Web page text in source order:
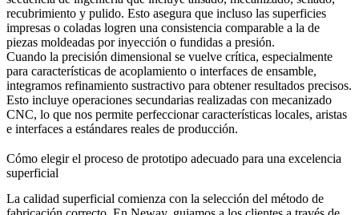
recubrimiento y pulido. Esto asegura que incluso las superficies
impresas o coladas logren una consistencia comparable a la de
piezas moldeadas por inyección o fundidas a presión.
Cuando la precisión dimensional se vuelve crítica, especialmente
para características de acoplamiento o interfaces de ensamble,
integramos refinamiento sustractivo para obtener resultados precisos.
Esto incluye operaciones secundarias realizadas con mecanizado
CNC, lo que nos permite perfeccionar características locales, aristas
e interfaces a estándares reales de producción.
Cómo elegir el proceso de prototipo adecuado para una excelencia
superficial
La calidad superficial comienza con la selección del método de